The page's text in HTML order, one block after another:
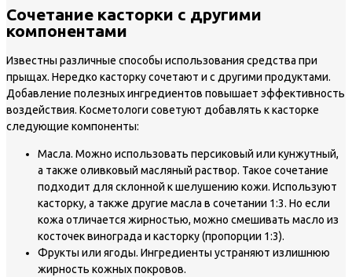
Сочетание касторки с другими
компонентами
Известны различные способы использования средства при
прыщах. Нередко касторку сочетают и с другими продуктами.
Добавление полезных ингредиентов повышает эффективность
воздействия. Косметологи советуют добавлять к касторке
следующие компоненты:
Масла. Можно использовать персиковый или кунжутный,
а также оливковый масляный раствор. Такое сочетание
подходит для склонной к шелушению кожи. Используют
касторку, а также другие масла в сочетании 1:3. Но если
кожа отличается жирностью, можно смешивать масло из
косточек винограда и касторку (пропорции 1:3).
Фрукты или ягоды. Ингредиенты устраняют излишнюю
жирность кожных покровов.